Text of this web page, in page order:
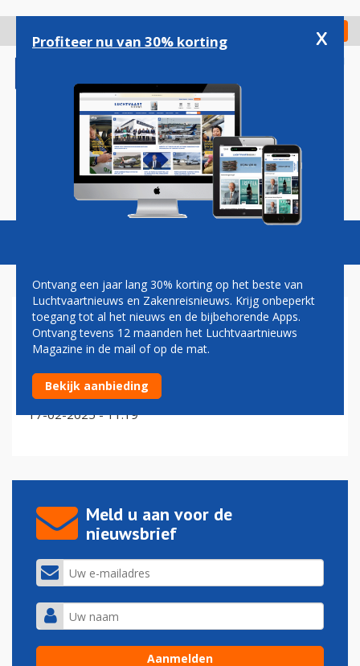
gaan
Check in
Magazine Podcasts Vacatures
E9X
'Over tien jaar is het mogelijk: een elektrisch vliegtuig
voor 95 passagiers met voldoende vliegbereik'
17-02-2025 - 11:19
Meld u aan voor de
nieuwsbrief
Profiteer nu van 30% korting x
Ontvang een jaar lang 30% korting op het beste van
Luchtvaartnieuws en Zakenreisnieuws. Krijg onbeperkt
toegang tot al het nieuws en de bijbehorende Apps.
Ontvang tevens 12 maanden het Luchtvaartnieuws
Magazine in de mail of op de mat.
Bekijk aanbieding